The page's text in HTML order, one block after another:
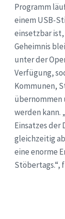
Programm
einem USB-
einsetzbar
Geheimnis
unter der
Verfügung,
Kommunen,
übernommen
werden kann.
Einsatzes der
gleichzeitig
eine enorme
Stöbertags.“,